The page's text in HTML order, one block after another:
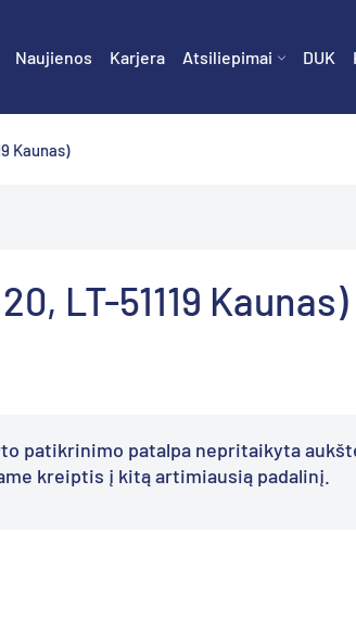
Naujienos Karjera Atsiliepimai DUK
Kaunas)
LT-51119 Kaunas)
patikrinimo patalpa nepritaikyta
kreiptis į kitą artimiausią padalinį.